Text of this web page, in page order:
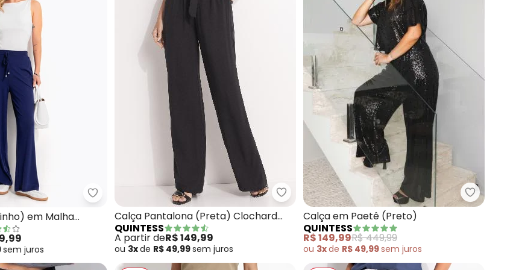
Terroso) em Malha FriaQuintess - Calça (Azul Marinho) em Malha Canelada
em Malha
sem juros
Quintess - Calça Pantalona (Preta) Clochard
Calça Pantalona (Preta) Clochard
com Faixa
QUINTESS
A partir deR$ 149,99
ou 3xde R$ 49,99sem juros
Quintess
Calça em Paetê (Preto)
QUINTESS
R$ 149,99R$ 449,99
ou 3xde R$ 49,99sem juros